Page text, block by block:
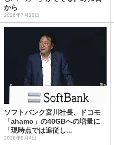
から
2026年7月30日
ソフトバンク宮川社長、ドコモ
「ahamo」の40GBへの増量に
「現時点では追従し...
2026年8月4日